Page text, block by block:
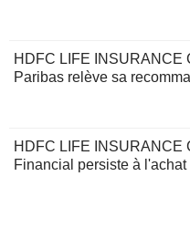
HDFC LIFE INSURANCE
Paribas relève sa
HDFC LIFE INSURANCE
Financial persiste à l'achat